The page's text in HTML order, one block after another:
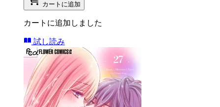
カートに追加
カートに追加しました
試し読み